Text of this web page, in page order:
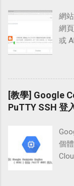
本
「
上
的
色
在
過
證
較
文
請
簡
簡
訊
置
網
擊
網
網
或
裝
「
提
都
方
文
裝
分
「
[教學] Google
PuTTY SSH 登
個